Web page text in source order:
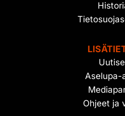
Aselupa-
Ohjeet ja